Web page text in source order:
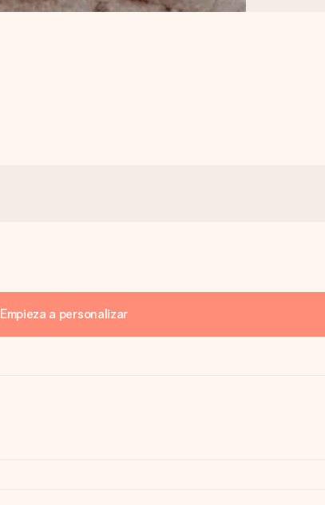
Empieza a personalizar